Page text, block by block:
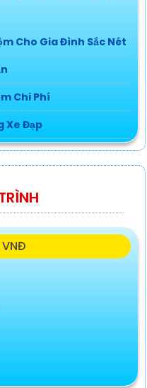
Cho Gia Đình Sắc Nét
Chi Phí
Xe Đạp
Giá Rẻ